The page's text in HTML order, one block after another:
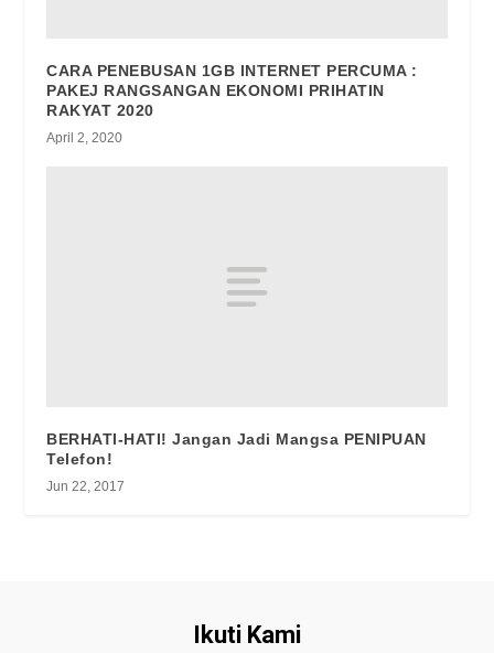
CARA PENEBUSAN 1GB INTERNET PERCUMA :
PAKEJ RANGSANGAN EKONOMI PRIHATIN
RAKYAT 2020
April 2, 2020
BERHATI-HATI! Jangan Jadi Mangsa PENIPUAN
Telefon!
Jun 22, 2017
Ikuti Kami